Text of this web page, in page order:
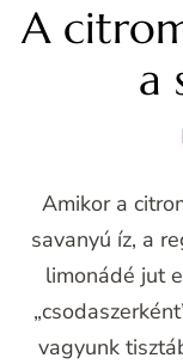
A
a
Amikor a
savanyú íz, a
limonádé jut
vagyunk